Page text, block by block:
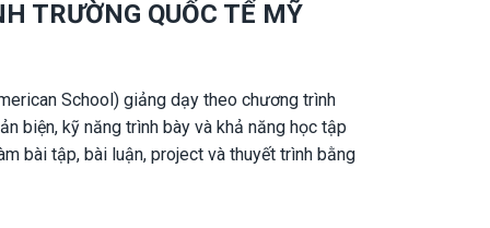
gia sư phù hợp độ tuổi, phương pháp giảng
rõ rệt và học tập tự tin hơn.
TRƯỜNG QUỐC TẾ MỸ
School) giảng dạy theo chương trình
biện, kỹ năng trình bày và khả năng học tập
bài tập, bài luận, project và thuyết trình bằng
vững và kỹ năng học thuật tốt. Do đó, nhiều
để hỗ trợ con học đúng chuẩn chương